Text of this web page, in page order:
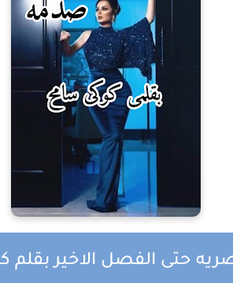
حتى الفصل الاخير